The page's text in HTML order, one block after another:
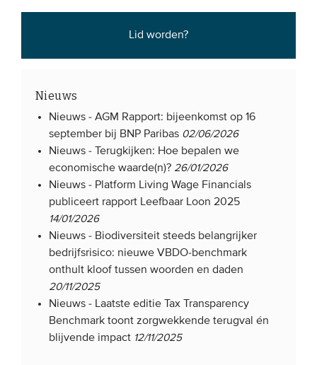
Lid worden?
Nieuws
Nieuws -AGM Rapport: bijeenkomst op 16
september bij BNP Paribas 02/06/2026
Nieuws -
Terugkijken: Hoe bepalen we
economische waarde(n)? 26/01/2026
Nieuws - Platform Living Wage Financials
publiceert rapport Leefbaar Loon 2025
14/01/2026
Nieuws - Biodiversiteit steeds belangrijker
bedrijfsrisico: nieuwe VBDO-benchmark
onthult kloof tussen woorden en daden
20/11/2025
Nieuws - Laatste editie Tax Transparency
Benchmark toont zorgwekkende terugval én
blijvende impact 12/11/2025